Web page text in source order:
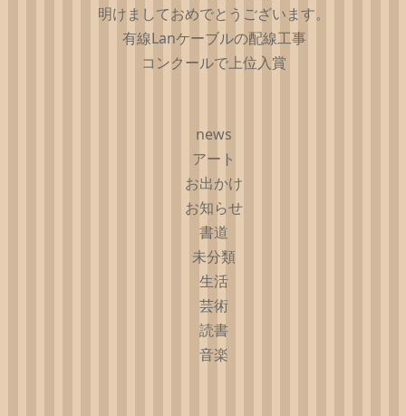
明けましておめでとうございます。
有線Lanケーブルの配線工事
コンクールで上位入賞
news
アート
お出かけ
お知らせ
書道
未分類
生活
芸術
読書
音楽